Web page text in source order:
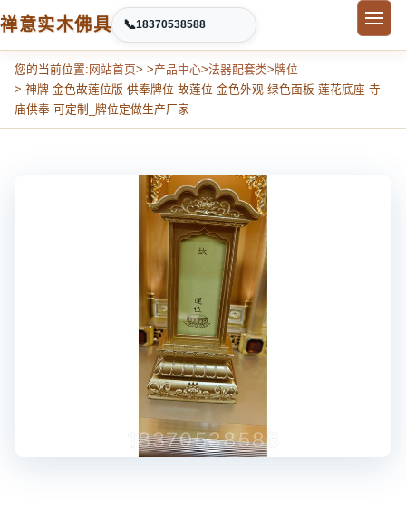
禅意实木佛具 📞18370538588
您的当前位置: 网站首页> >产品中心>法器配套类>牌位
> 神牌 金色故莲位版 供奉牌位 故莲位 金色外观 绿色面板 莲花底座 寺
庙供奉 可定制_牌位定做生产厂家